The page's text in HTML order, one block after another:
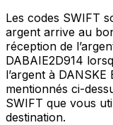
Les codes SWIFT
argent arrive au
réception de
DABAIE2D914
l’argent à
mentionnés ci-
SWIFT que vous
destination.